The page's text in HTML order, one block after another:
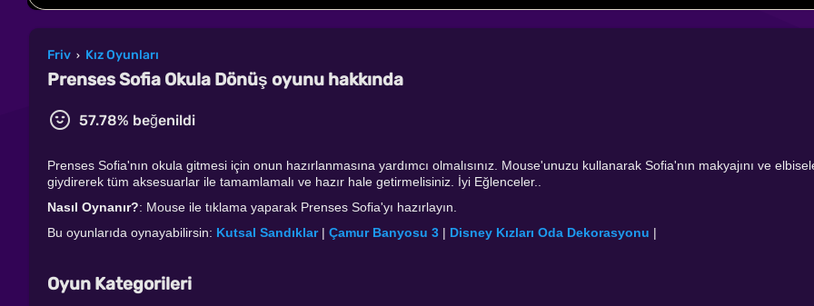
Friv › Kız Oyunları
Prenses Sofia Okula Dönüş oyunu hakkında
57.78% beğenildi
Prenses Sofia'nın okula gitmesi için onun hazırlanmasına yardımcı olmalısınız. Mouse'unuzu kullanarak Sofia'nın makyajını ve
giydirerek tüm aksesuarlar ile tamamlamalı ve hazır hale getirmelisiniz. İyi Eğlenceler..
Nasıl Oynanır?: Mouse ile tıklama yaparak Prenses Sofia'yı hazırlayın.
Bu oyunlarıda oynayabilirsin: Kutsal Sandıklar| Çamur Banyosu 3 | Disney Kızları Oda Dekorasyonu |
Oyun Kategorileri